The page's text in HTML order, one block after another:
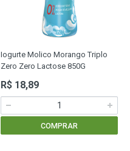
Iogurte Molico Morango Triplo
Zero Zero Lactose 850G
R$ 18,89
COMPRAR